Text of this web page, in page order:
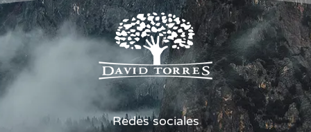
Redes sociales